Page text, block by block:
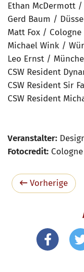
Ethan McDermott /
Gerd Baum /
Matt Fox / Cologne
Michael Wink /
Leo Ernst /
CSW Resident
CSW Resident Sir
CSW Resident
Veranstalter:
Fotocredit:
Vorherige